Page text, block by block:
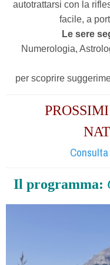
autotrattarsi con la
facile, a
Le sere
Numerologia,
per scoprire
Il programma: